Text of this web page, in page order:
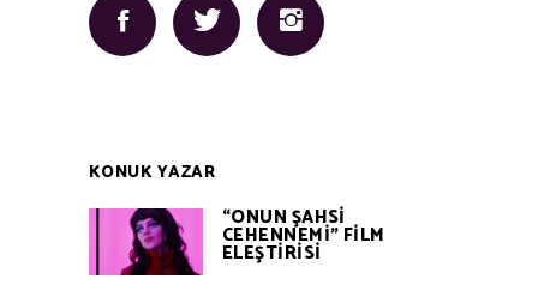
KONUK YAZAR
“ONUN ŞAHSİ
CEHENNEMİ” FİLM
ELEŞTİRİSİ